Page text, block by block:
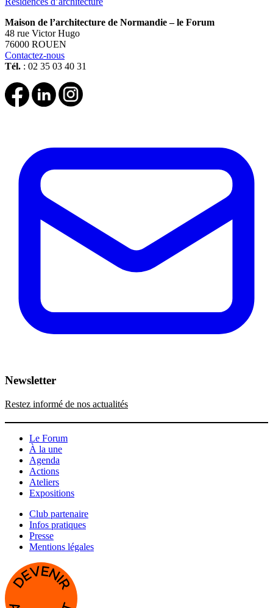
Maison de l’architecture de Normandie – le Forum
48 rue Victor Hugo
76000 ROUEN
Contactez-nous
Tél. : 02 35 03 40 31
Newsletter
Restez informé de nos actualités
Le Forum
À la une
Agenda
Actions
Ateliers
Expositions
Club partenaire
Infos pratiques
Presse
Mentions légales